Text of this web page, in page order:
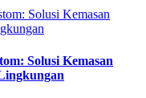
Solusi Kemasan